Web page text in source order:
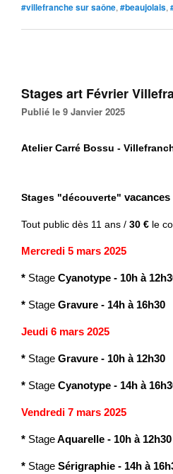
#villefranche sur saône, #beaujolais,
Stages art Février
Publié le 9 Janvier 2025
Atelier Carré Bossu -
Stages "découverte"
Tout public dès 11 ans / 30 € le
Mercredi 5 mars 2025
* Stage Cyanotype - 10h à
* Stage Gravure - 14h à 16h30
Jeudi 6 mars 2025
* Stage Gravure - 10h à 12h30
* Stage Cyanotype - 14h à
Vendredi 7 mars 2025
* StageAquarelle - 10h à 12h30
* Stage Sérigraphie - 14h à